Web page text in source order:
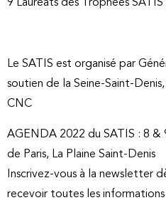
9 Lauréats des Trophées
Le SATIS est organisé par
soutien de la Seine-Saint-
CNC
AGENDA 2022 du SATIS : 8
de Paris, La Plaine Saint-Denis
Inscrivez-vous à la newsletter
recevoir toutes les